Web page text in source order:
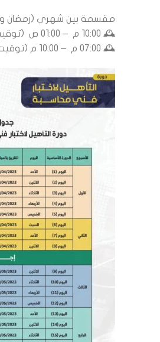
مقسمة بين شهري (رمضان
🕰 10:00 م – 01:00 ص (توقيت رمضان)
🕰 07:00 م – 10:00 م (توقيت شوال)